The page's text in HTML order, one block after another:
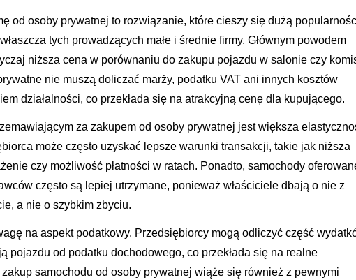
od osoby prywatnej to rozwiązanie, które cieszy się dużą
tych prowadzących małe i średnie firmy. Głównym powodem
niższa cena w porównaniu do zakupu pojazdu w salonie czy
nie muszą doliczać marży, podatku VAT ani innych kosztów
działalności, co przekłada się na atrakcyjną cenę dla kupującego.
za zakupem od osoby prywatnej jest większa
może często uzyskać lepsze warunki transakcji, takie jak niższa
czy możliwość płatności w ratach. Ponadto, samochody
często są lepiej utrzymane, ponieważ właściciele dbają o nie z
a nie o szybkim zbyciu.
na aspekt podatkowy. Przedsiębiorcy mogą odliczyć część
pojazdu od podatku dochodowego, co przekłada się na realne
samochodu od osoby prywatnej wiąże się również z pewnymi